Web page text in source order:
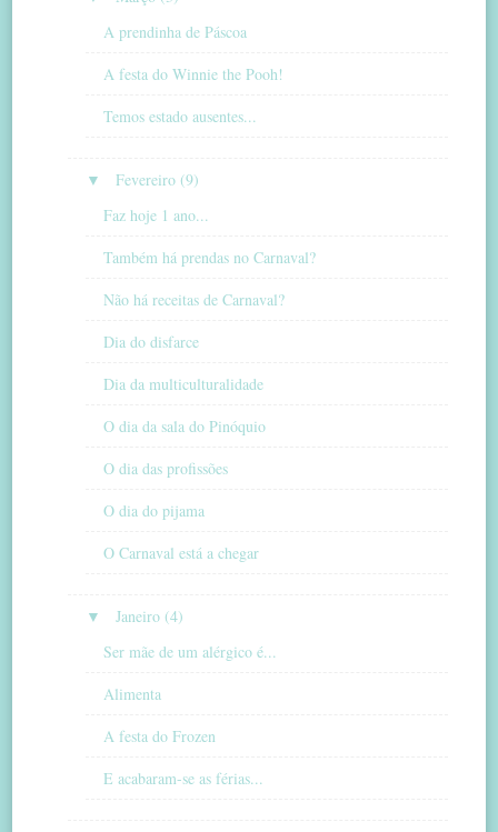
A prendinha de Páscoa
A festa do Winnie the Pooh!
Temos estado ausentes...
▼
Fevereiro (9)
Faz hoje 1 ano...
Também há prendas no Carnaval?
Não há receitas de Carnaval?
Dia do disfarce
Dia da multiculturalidade
O dia da sala do Pinóquio
O dia das profissões
O dia do pijama
O Carnaval está a chegar
▼
Janeiro (4)
Ser mãe de um alérgico é...
Alimenta
A festa do Frozen
E acabaram-se as férias...